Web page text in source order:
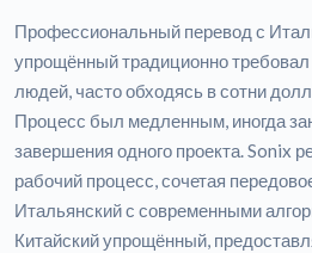
Профессиональный перевод с
упрощённый традиционно требовал
людей, часто обходясь в сотни
Процесс был медленным, иногда
завершения одного проекта. Sonix
рабочий процесс, сочетая
Итальянский с современными
Китайский упрощённый,